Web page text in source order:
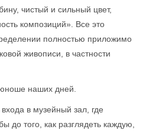
чистый и сильный цвет,
композиций». Все это
полностью приложимо
живописи, в частности
наших дней.
в музейный зал, где
до того, как разглядеть каждую,